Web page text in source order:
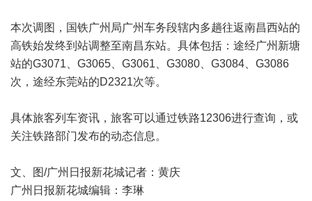
本次调图，国铁广州局广州车务段辖内多趟往返南昌西站的
高铁始发终到站调整至南昌东站。具体包括：途经广州新塘
站的G3071、G3065、G3061、G3080、G3084、G3086
次，途经东莞站的D2321次等。
具体旅客列车资讯，旅客可以通过铁路12306进行查询，或
关注铁路部门发布的动态信息。
文、图/广州日报新花城记者：黄庆
广州日报新花城编辑：李琳